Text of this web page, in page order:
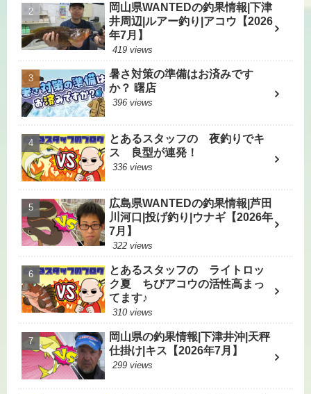
岡山県WANTEDの釣果情報|下津
井周辺|ルアー釣り|アコウ【2026
年7月】
419 views
暑さ対策の準備はお済みです
か？ 曙店
396 views
とあるスタッフの 夜釣りでキ
ス 良型が連発！
336 views
広島県WANTEDの釣果情報|芦田
川河口|投げ釣り|ウナギ【2026年
7月】
322 views
とあるスタッフの ライトロッ
ク夏 ちびアコウの活性高まっ
てます♪
310 views
岡山県の釣果情報|下津井沖|天秤
仕掛け|キス【2026年7月】
299 views